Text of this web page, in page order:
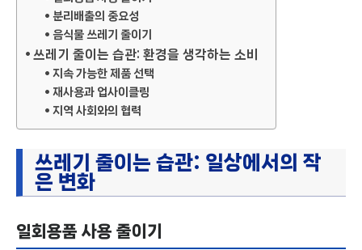
분리배출의 중요성
음식물 쓰레기 줄이기
쓰레기 줄이는 습관: 환경을 생각하는 소비
지속 가능한 제품 선택
재사용과 업사이클링
지역 사회와의 협력
쓰레기 줄이는 습관: 일상에서의 작
은 변화
일회용품 사용 줄이기